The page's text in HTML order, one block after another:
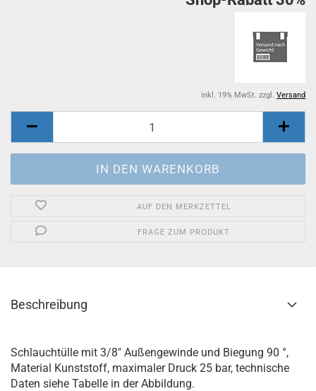
inkl. 19% MwSt. zzgl. Versand
AUF DEN MERKZETTEL
FRAGE ZUM PRODUKT
Beschreibung
Schlauchtülle mit 3/8" Außengewinde und Biegung 90 °,
Material Kunststoff, maximaler Druck 25 bar, technische
Daten siehe Tabelle in der Abbildung.